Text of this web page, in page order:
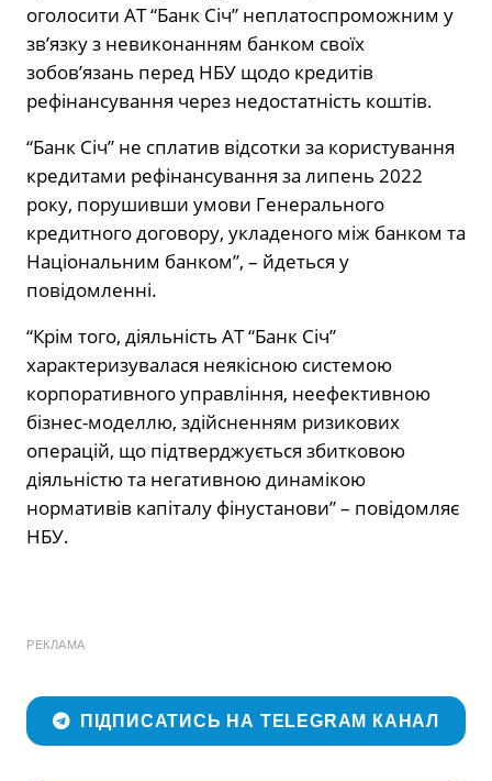
оголосити АТ “Банк Січ” неплатоспроможним у
зв’язку з невиконанням банком своїх
зобов’язань перед НБУ щодо кредитів
рефінансування через недостатність коштів.
“Банк Січ” не сплатив відсотки за користування
кредитами рефінансування за липень 2022
року, порушивши умови Генерального
кредитного договору, укладеного між банком та
Національним банком”, – йдеться у
повідомленні.
“Крім того, діяльність АТ “Банк Січ”
характеризувалася неякісною системою
корпоративного управління, неефективною
бізнес-моделлю, здійсненням ризикових
операцій, що підтверджується збитковою
діяльністю та негативною динамікою
нормативів капіталу фінустанови” – повідомляє
НБУ.
РЕКЛАМА
ПІДПИСАТИСЬ НА TELEGRAM КАНАЛ